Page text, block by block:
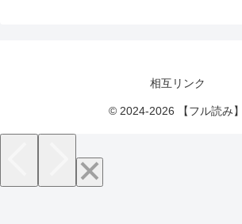
相互リンク
© 2024-2026 【フル読み】.